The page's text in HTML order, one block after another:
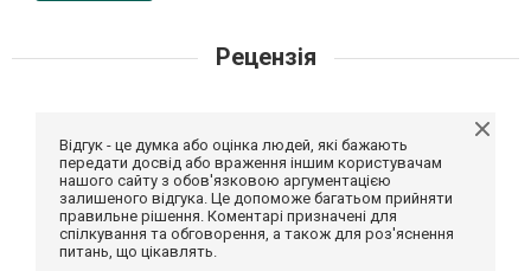
Рецензія
Відгук - це думка або оцінка людей, які бажають
передати досвід або враження іншим користувачам
нашого сайту з обов'язковою аргументацією
залишеного відгука. Це допоможе багатьом прийняти
правильне рішення. Коментарі призначені для
спілкування та обговорення, а також для роз'яснення
питань, що цікавлять.